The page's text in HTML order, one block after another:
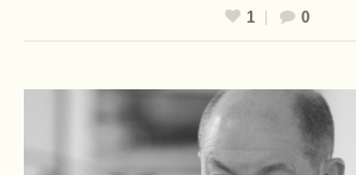
1
0